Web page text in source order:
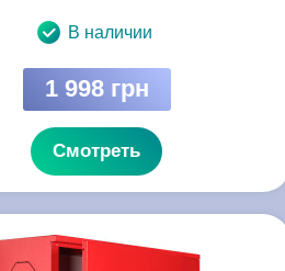
В наличии
1 998 грн
Смотреть